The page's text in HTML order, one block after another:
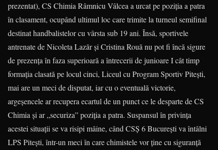
prezentat), CS Chimia Râmnicu Vâlcea a urcat pe poziţia a patra
în clasament, ocupând ultimul loc care trimite la turneul semifinal
destinat handbalistelor cu vârsta sub 19 ani. Însă, sportivele
antrenate de Nicoleta Lazăr şi Cristina Rouă nu pot fi încă sigure
de prezenţa în faza superioară a întrecerii de junioare I cât timp
formaţia clasată pe locul cinci, Liceul cu Program Sportiv Piteşti,
mai are un meci de disputat, iar cu o eventuală victorie,
argeşencele ar recupera ecartul de un punct ce le desparte de CS
Chimia şi ar „securiza” poziţia a patra. Suspansul în privinţa
acestei situaţii se va risipi mâine, când CSŞ 6 Bucureşti va întâlni
LPS Piteşti, într-un meci în care chimistele vor ţine cu siguranţă